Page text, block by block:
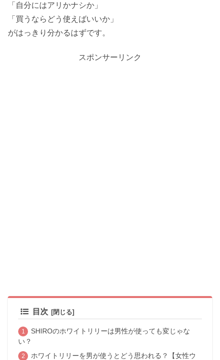
「自分にはアリかナシか」
「買うならどう使えばいいか」
がはっきり分かるはずです。
スポンサーリンク
目次
SHIROのホワイトリリーは男性が使っても変じゃな
い？
ホワイトリリーを男が使うとどう思われる？【女性ウ